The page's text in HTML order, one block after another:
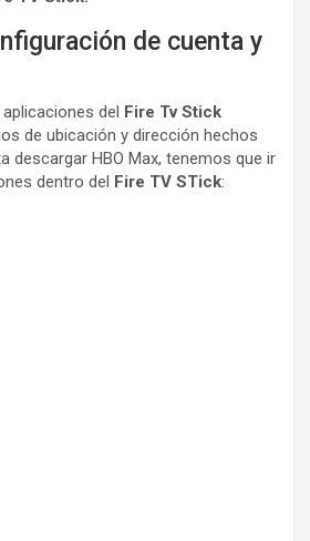
de cuenta y
del
Fire Tv Stick
de ubicación y dirección hechos
descargar HBO Max, tenemos que ir
dentro del
Fire TV STick: